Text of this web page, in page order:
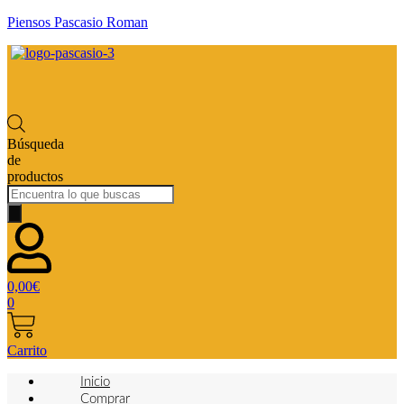
Piensos Pascasio Roman
Búsqueda
de
productos
0,00€
0
Carrito
Inicio
Comprar